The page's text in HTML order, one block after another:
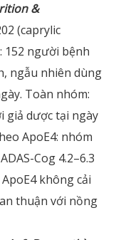
&
(caprylic
152 người bệnh
ngẫu nhiên dùng
Toàn nhóm:
giả dược tại ngày
ApoE4: nhóm
Cog 4.2–6.3
không cải
thuận với nồng